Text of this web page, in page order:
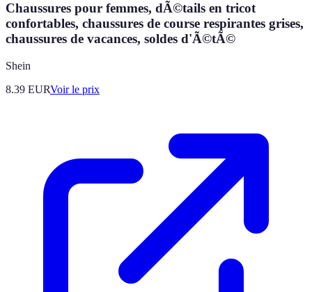
Chaussures pour femmes, dÃ©tails en tricot
confortables, chaussures de course respirantes grises,
chaussures de vacances, soldes d'Ã©tÃ©
Shein
8.39 EURVoir le prix